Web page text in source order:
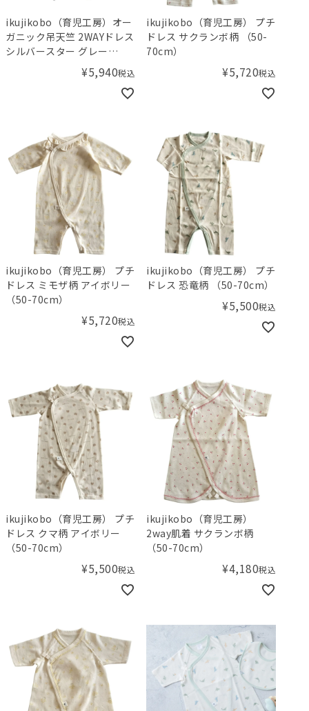
ikujikobo（育児工房）オー
ガニック吊天竺 2WAYドレス
シルバースター グレー
¥5,940税込
ikujikobo（育児工房） プチ
ドレス サクランボ柄 （50-
70cm）
¥5,720税込
ikujikobo（育児工房） プチ
ドレス ミモザ柄 アイボリー
（50-70cm）
¥5,720税込
ikujikobo（育児工房） プチ
ドレス 恐竜柄 （50-70cm）
¥5,500税込
ikujikobo（育児工房） プチ
ドレス クマ柄 アイボリー
（50-70cm）
¥5,500税込
ikujikobo（育児工房）
2way肌着 サクランボ柄
（50-70cm）
¥4,180税込